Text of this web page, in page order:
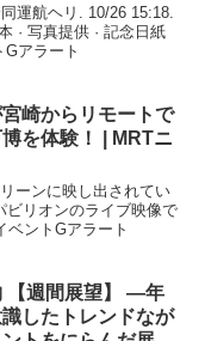
運航ヘリ. 10/26 15:18.
· 写真提供 · 記念日紙
アラート
崎からリモートで
博を体験！ | MRTニ
ーンに映し出されてい
ビリオンのライブ映像で
ントGアラート
【週間展望】 ―年
したトレンドなが